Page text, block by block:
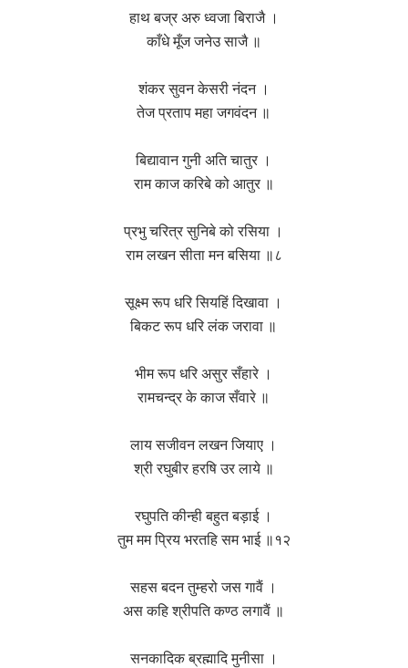
हाथ बज्र अरु ध्वजा बिराजै ।
काँधे मूँज जनेउ साजै ॥
शंकर सुवन केसरी नंदन ।
तेज प्रताप महा जगवंदन ॥
बिद्यावान गुनी अति चातुर ।
राम काज करिबे को आतुर ॥
प्रभु चरित्र सुनिबे को रसिया ।
राम लखन सीता मन बसिया ॥८
सूक्ष्म रूप धरि सियहिं दिखावा ।
बिकट रूप धरि लंक जरावा ॥
भीम रूप धरि असुर सँहारे ।
रामचन्द्र के काज सँवारे ॥
लाय सजीवन लखन जियाए ।
श्री रघुबीर हरषि उर लाये ॥
रघुपति कीन्ही बहुत बड़ाई ।
तुम मम प्रिय भरतहि सम भाई ॥१२
सहस बदन तुम्हरो जस गावैं ।
अस कहि श्रीपति कण्ठ लगावैं ॥
सनकादिक ब्रह्मादि मुनीसा ।